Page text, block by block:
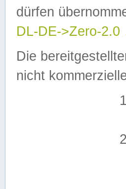
dürfen
DL-DE->Zero-2.0
Die
nicht